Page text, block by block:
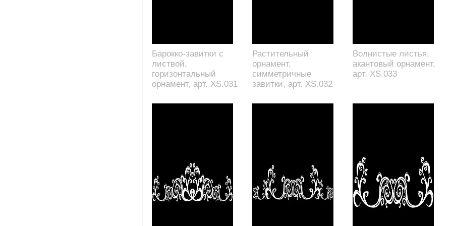
Барокко-завитки с
листвой,
горизонтальный
орнамент, арт. XS.031
Растительный
орнамент,
симметричные
завитки, арт. XS.032
Волнистые листья,
акантовый орнамент,
арт. XS.033